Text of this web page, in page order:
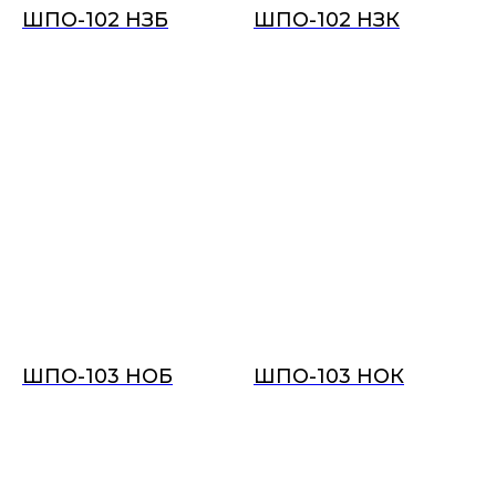
ШПО-102 НЗБ ШПО-102 НЗК
ШПО-103 НОБ ШПО-103 НОК